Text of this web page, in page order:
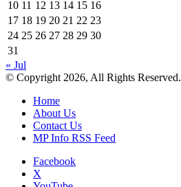
10 11 12 13 14 15 16
17 18 19 20 21 22 23
24 25 26 27 28 29 30
31
« Jul
© Copyright 2026, All Rights Reserved.
Home
About Us
Contact Us
MP Info RSS Feed
Facebook
X